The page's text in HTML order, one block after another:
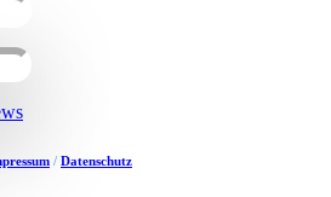
/ Datenschutz